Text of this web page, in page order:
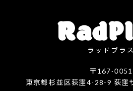
ラッドプラス
〒167-0051
東京都杉並区荻窪4-28-9 荻窪